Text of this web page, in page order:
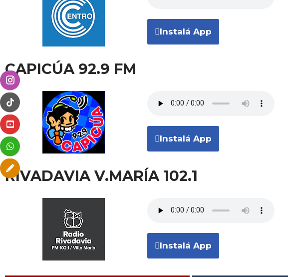
Instalá App
CAPICÚA 92.9 FM
Instalá App
RIVADAVIA V.MARÍA 102.1
Instalá App